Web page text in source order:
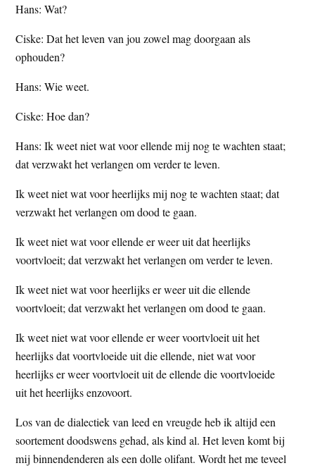
Hans: Wat?
Ciske: Dat het leven van jou zowel mag doorgaan als
ophouden?
Hans: Wie weet.
Ciske: Hoe dan?
Hans: Ik weet niet wat voor ellende mij nog te wachten staat;
dat verzwakt het verlangen om verder te leven.
Ik weet niet wat voor heerlijks mij nog te wachten staat; dat
verzwakt het verlangen om dood te gaan.
Ik weet niet wat voor ellende er weer uit dat heerlijks
voortvloeit; dat verzwakt het verlangen om verder te leven.
Ik weet niet wat voor heerlijks er weer uit die ellende
voortvloeit; dat verzwakt het verlangen om dood te gaan.
Ik weet niet wat voor ellende er weer voortvloeit uit het
heerlijks dat voortvloeide uit die ellende, niet wat voor
heerlijks er weer voortvloeit uit de ellende die voortvloeide
uit het heerlijks enzovoort.
Los van de dialectiek van leed en vreugde heb ik altijd een
soortement doodswens gehad, als kind al. Het leven komt bij
mij binnendenderen als een dolle olifant. Wordt het me teveel